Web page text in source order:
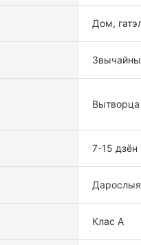
Дом,
Звычайны
Вытворца
7-15 дзён
Дарослыя
Клас А